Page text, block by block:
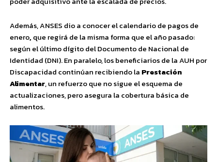
Además, ANSES dio a conocer el calendario de pagos de
enero,que regirá de la misma forma que el año pasado:
según el último dígito del Documento de Nacional de
Identidad (DNI). En paralelo, los beneficiarios de la AUH por
Discapacidad continúan recibiendo la Prestación
Alimentar, un refuerzo que no sigue el esquema de
actualizaciones, pero asegura la cobertura básica de
alimentos.